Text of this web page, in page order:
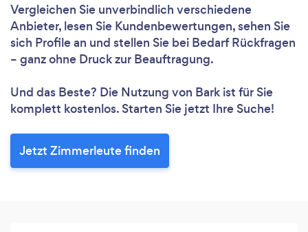
Vergleichen Sie unverbindlich verschiedene
Anbieter, lesen Sie Kundenbewertungen, sehen Sie
sich Profile an und stellen Sie bei Bedarf Rückfragen
– ganz ohne Druck zur Beauftragung.
Und das Beste? Die Nutzung von Bark ist für Sie
komplett kostenlos. Starten Sie jetzt Ihre Suche!
Jetzt Zimmerleute finden